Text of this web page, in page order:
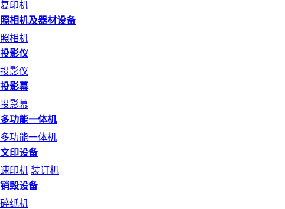
复印机
照相机及器材设备
照相机
投影仪
投影仪
投影幕
投影幕
多功能一体机
多功能一体机
文印设备
速印机 装订机
销毁设备
碎纸机